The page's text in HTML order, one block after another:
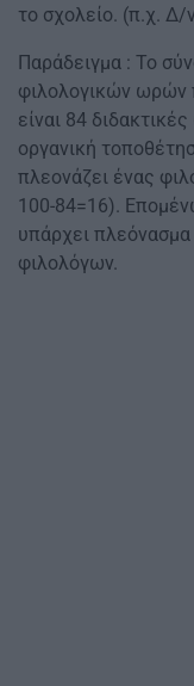
το σχολείο. (π.χ. Δ/
Παράδειγμα : Το
φιλολογικών ωρών
είναι 84
οργανική
πλεονάζει ένας
100-84=16).
υπάρχει
φιλολόγων.